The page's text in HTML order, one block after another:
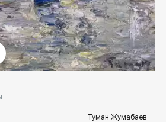
rakovgallery.ru
Туман Жумабаев